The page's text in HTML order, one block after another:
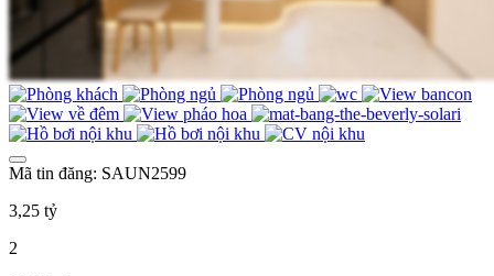
Mã tin đăng: SAUN2599
3,25 tỷ
2